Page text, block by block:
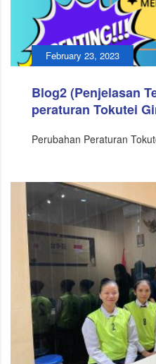
February 23, 2023
Blog2 (Penjelasan
peraturan Tokutei
Perubahan Peraturan